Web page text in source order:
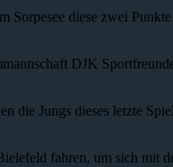
diese zwei
DJK
Jungs dieses letzte
fahren, um sich mit